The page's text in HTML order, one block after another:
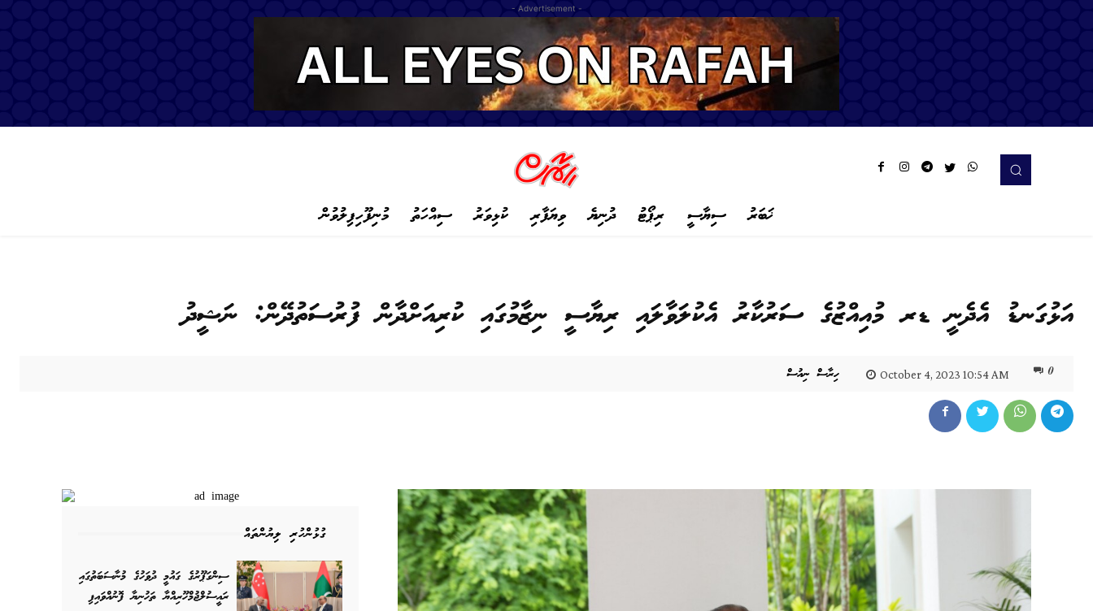
- Advertisement -
މުނިފޫހިފިލުވުން ސިއްހަތު ކުޅިވަރު ވިޔަފާރި ދުނިޔެ ރިޕޯޓު ސިޔާސީ ޚަބަރު
އަޅުގަނޑު އެދެނީ ޑރ މުއިއްޒުގެ ސަރުކާރު އެކުލަވާލައި ރިޔާސީ ނިޒާމުގައި ކުރިއަށްދާން ފުރުސަތުދޭން: ނަޝީދު
ހިރާސް ނިއުސް October 4, 2023 10:54 AM 0
ގުޅުންހުރި ލިޔުންތައް
ސިންގަޕޫރުގެ ގައުމީ ދުވަހުގެ މުނާސަބަތުގައި
ރައީސުލްޖުމްހޫރިއްޔާ ތަހުނިޔާ ފޮނުއްވައިފި